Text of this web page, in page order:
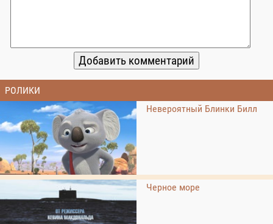
РОЛИКИ
Невероятный Блинки Билл
Черное море